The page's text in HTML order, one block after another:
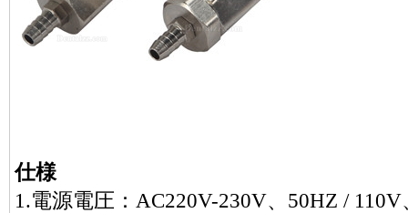
仕様
1.電源電圧：AC220V-230V、50HZ /